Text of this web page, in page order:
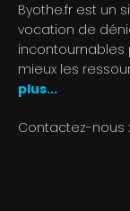
Byothe.fr est un
vocation de
mieux les
plus...
Contactez-nous :